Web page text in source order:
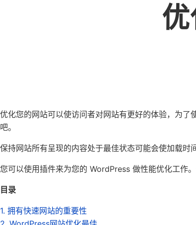
优化您的网站可以使访问者对网站有更好的体验，为
吧。
保持网站所有呈现的内容处于最佳状态可能会使加载时
您可以使用插件来为您的 WordPress 做性能优化工作
目录
1. 拥有快速网站的重要性